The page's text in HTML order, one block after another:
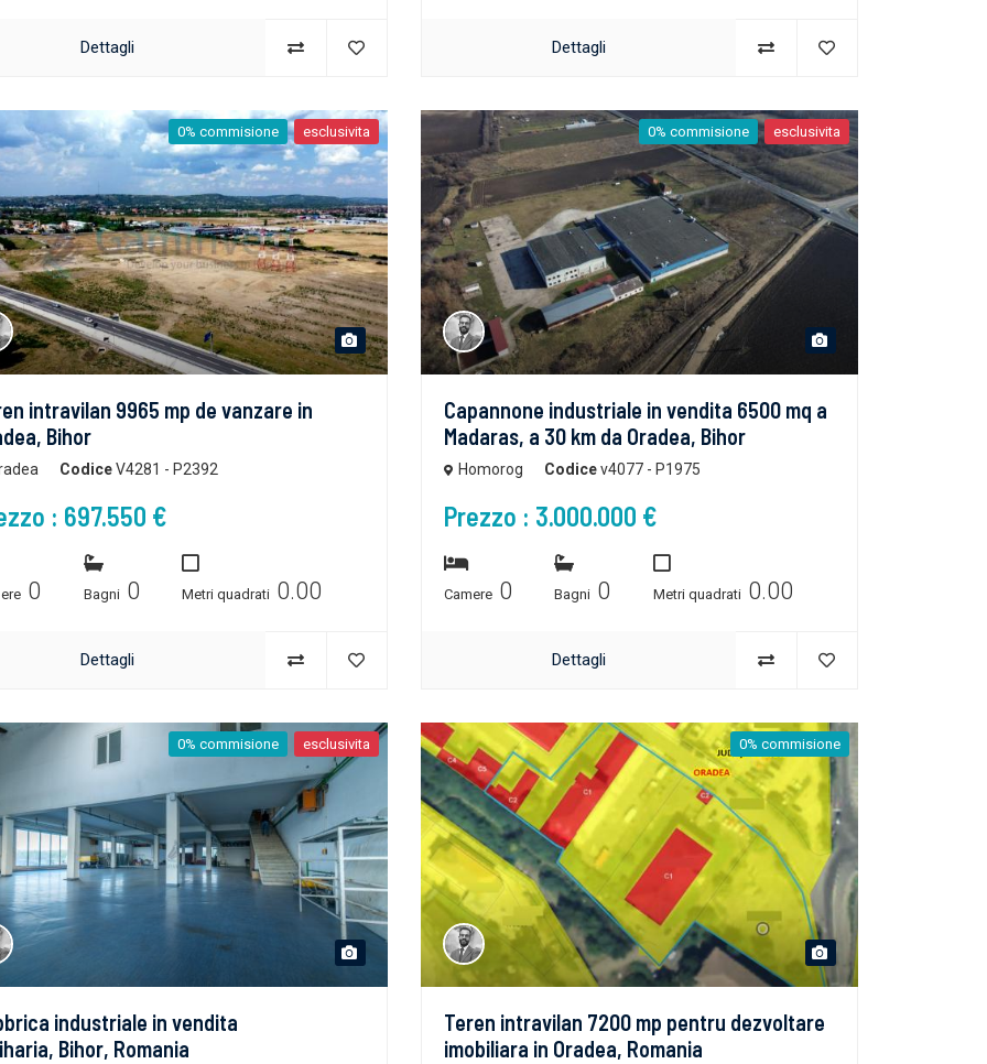
Dettagli Dettagli
0% commisione esclusivita
intravilan 9965 mp de vanzare in
Bihor
CodiceV4281 - P2392
: 697.550 €
0 Bagni 0 Metri quadrati 0.00
Dettagli
0% commisione esclusivita
Capannone industriale in vendita 6500 mq a
Madaras, a 30 km da Oradea, Bihor
Homorog Codicev4077 - P1975
Prezzo : 3.000.000 €
Camere 0 Bagni 0 Metri quadrati 0.00
Dettagli
0% commisione esclusivita
industriale in vendita
Bihor, Romania
0% commisione
Teren intravilan 7200 mp pentru dezvoltare
imobiliara in Oradea, Romania